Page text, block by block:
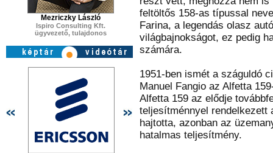
Mezriczky László
Ispiro Consulting Kft.
ügyvezető, tulajdonos
feltöltős 158-as típussal
Farina, a legendás olasz
világbajnokságot, ez pedig
számára.
1951-ben ismét a száguldó
Manuel Fangio az Alfetta
Alfetta 159 az elődje
teljesítménnyel rendelkezett
hajtotta, azonban az
hatalmas teljesítmény.